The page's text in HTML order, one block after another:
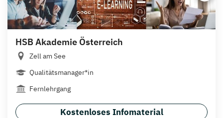
HSB Akademie Österreich
Zell am See
Qualitätsmanager*in
Fernlehrgang
Kostenloses Infomaterial